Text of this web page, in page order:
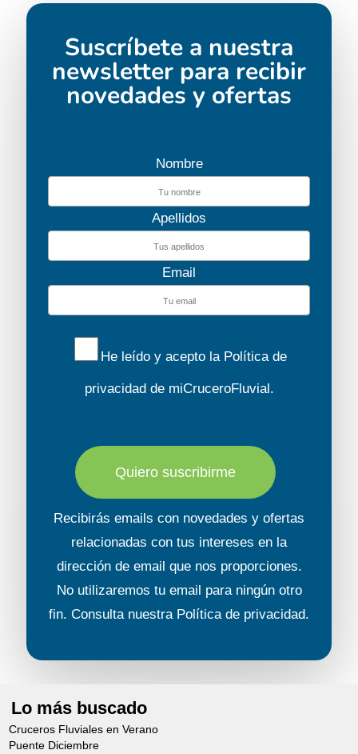
Suscríbete a nuestra
newsletter para recibir
novedades y ofertas
Nombre
Apellidos
Email
He leído y acepto la Política de
privacidad de miCruceroFluvial.
Quiero suscribirme
Recibirás emails con novedades y ofertas
relacionadas con tus intereses en la
dirección de email que nos proporciones.
No utilizaremos tu email para ningún otro
fin. Consulta nuestra Política de privacidad.
Lo más buscado
Cruceros Fluviales en Verano
Puente Diciembre